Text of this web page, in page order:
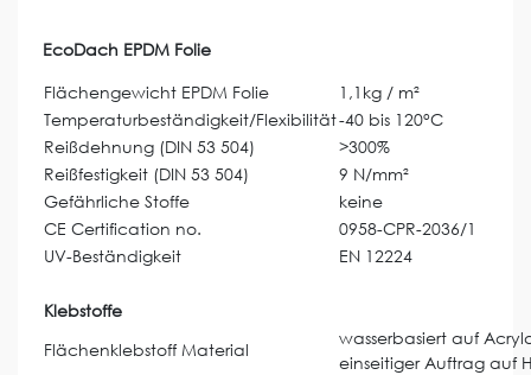
EcoDach EPDM Folie
Flächengewicht EPDM Folie
1,1kg / m²
Temperaturbeständigkeit/Flexibilität-40 bis 120°C
Reißdehnung (DIN 53 504)
>300%
Reißfestigkeit (DIN 53 504)
9 N/mm²
Gefährliche Stoffe
keine
CE Certification no.
0958-CPR-2036/1
UV-Beständigkeit
EN 12224
Klebstoffe
Flächenklebstoff Material
wasserbasiert auf
einseitiger Auftrag auf